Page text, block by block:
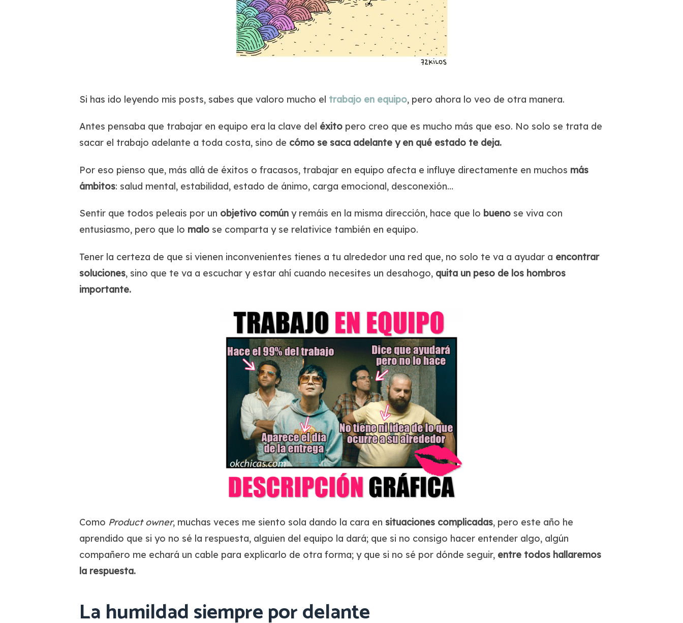
Si has ido leyendo mis posts, sabes que valoro mucho el trabajo en equipo, pero ahora lo veo de otra manera.
Antes pensaba que trabajar en equipo era la clave del éxitopero creo que es mucho más que eso. No solo se trata de
sacar el trabajo adelante a toda costa, sino de cómo se saca adelante y en qué estado te deja.
Por eso pienso que, más allá de éxitos o fracasos, trabajar en equipo afecta e influye directamente en muchos más
ámbitos: salud mental, estabilidad, estado de ánimo, carga emocional, desconexión…
Sentir que todos peleais por un objetivo comúny remáis en la misma dirección, hace que lo buenose viva con
entusiasmo, pero que lo malose comparta y se relativice también en equipo.
Tener la certeza de que si vienen inconvenientes tienes a tu alrededor una red que, no solo te va a ayudar a encontrar
soluciones, sino que te va a escuchar y estar ahí cuando necesites un desahogo, quita un peso de los hombros
importante.
Como Product owner, muchas veces me siento sola dando la cara en situaciones complicadas, pero este año he
aprendido que si yo no sé la respuesta, alguien del equipo la dará; que si no consigo hacer entender algo, algún
compañero me echará un cable para explicarlo de otra forma; y que si no sé por dónde seguir, entre todos hallaremos
la respuesta.
La humildad siempre por delante